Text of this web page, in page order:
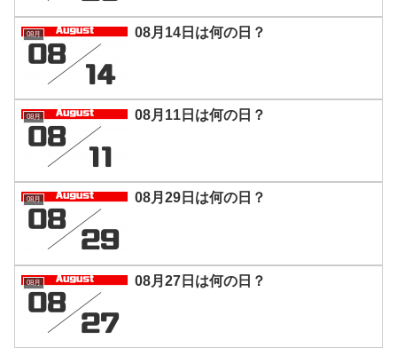
08月 08月14日は何の日？
08月 08月11日は何の日？
08月 08月29日は何の日？
08月 08月27日は何の日？